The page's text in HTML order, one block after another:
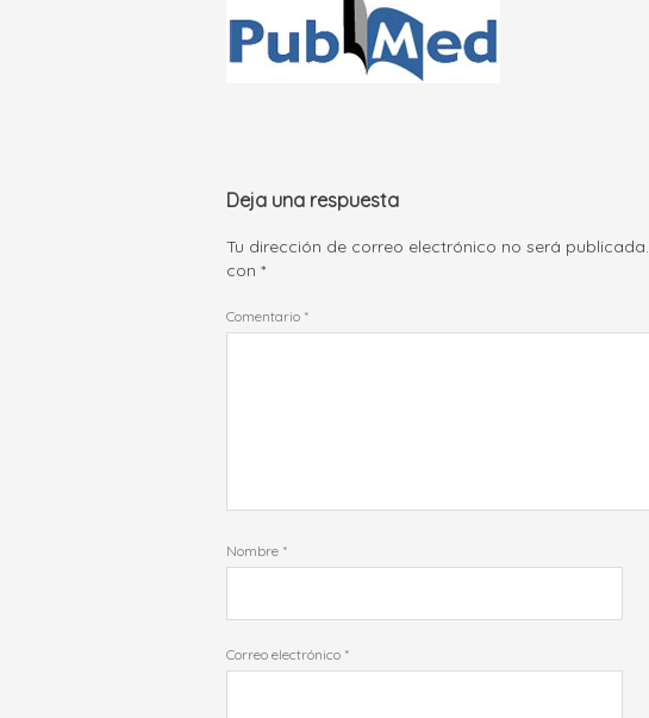
Deja una respuesta
Tu dirección de correo electrónico no será publicada.
con *
Comentario *
Nombre *
Correo electrónico *